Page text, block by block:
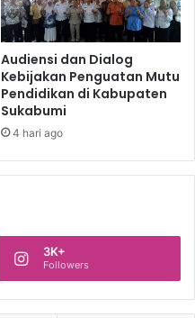
Audiensi dan Dialog
Kebijakan Penguatan Mutu
Pendidikan di Kabupaten
Sukabumi
4 hari ago
3K+
Followers